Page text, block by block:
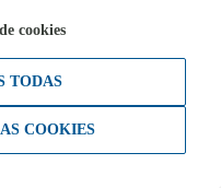
cookies
TODAS
COOKIES